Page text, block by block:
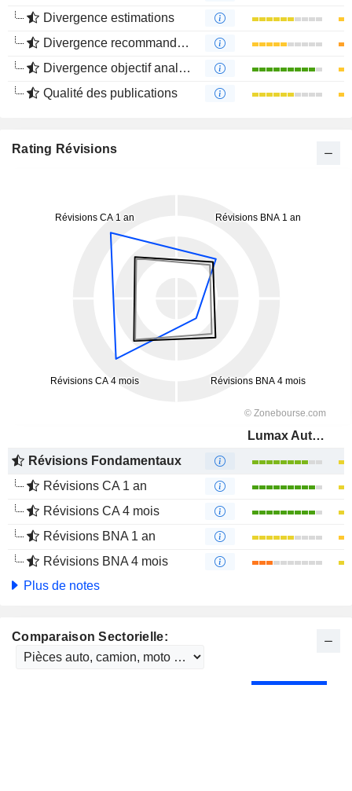
Divergence estimations
Divergence recommandations analystes
Divergence objectif analystes
Qualité des publications
Rating Révisions
Lumax Auto Technologies Limited
Révisions Fondamentaux
Révisions CA 1 an
Révisions CA 4 mois
Révisions BNA 1 an
Révisions BNA 4 mois
Plus de notes
Comparaison Sectorielle: